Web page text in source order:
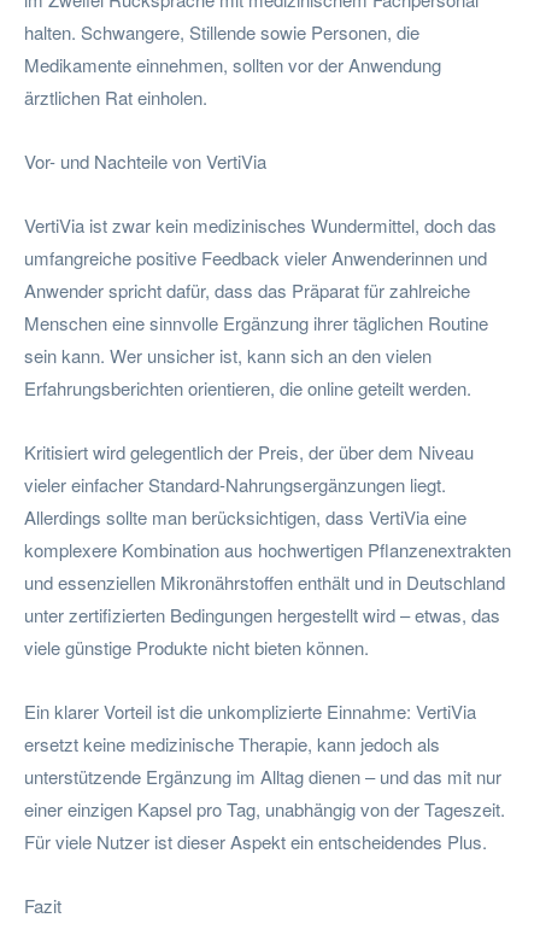
halten. Schwangere, Stillende sowie Personen, die
Medikamente einnehmen, sollten vor der Anwendung
ärztlichen Rat einholen.
Vor- und Nachteile von VertiVia
VertiVia ist zwar kein medizinisches Wundermittel, doch das
umfangreiche positive Feedback vieler Anwenderinnen und
Anwender spricht dafür, dass das Präparat für zahlreiche
Menschen eine sinnvolle Ergänzung ihrer täglichen Routine
sein kann. Wer unsicher ist, kann sich an den vielen
Erfahrungsberichten orientieren, die online geteilt werden.
Kritisiert wird gelegentlich der Preis, der über dem Niveau
vieler einfacher Standard-Nahrungsergänzungen liegt.
Allerdings sollte man berücksichtigen, dass VertiVia eine
komplexere Kombination aus hochwertigen Pflanzenextrakten
und essenziellen Mikronährstoffen enthält und in Deutschland
unter zertifizierten Bedingungen hergestellt wird – etwas, das
viele günstige Produkte nicht bieten können.
Ein klarer Vorteil ist die unkomplizierte Einnahme: VertiVia
ersetzt keine medizinische Therapie, kann jedoch als
unterstützende Ergänzung im Alltag dienen – und das mit nur
einer einzigen Kapsel pro Tag, unabhängig von der Tageszeit.
Für viele Nutzer ist dieser Aspekt ein entscheidendes Plus.
Fazit